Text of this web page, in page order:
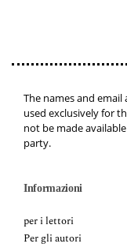
The names and
used exclusively for
not be made
party.
Informazioni
per i lettori
Per gli autori